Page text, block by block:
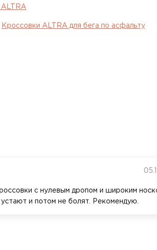
ALTRA
Кроссовки ALTRA для бега по асфальту
с нулевым дропом и широким
и потом не болят. Рекомендую.